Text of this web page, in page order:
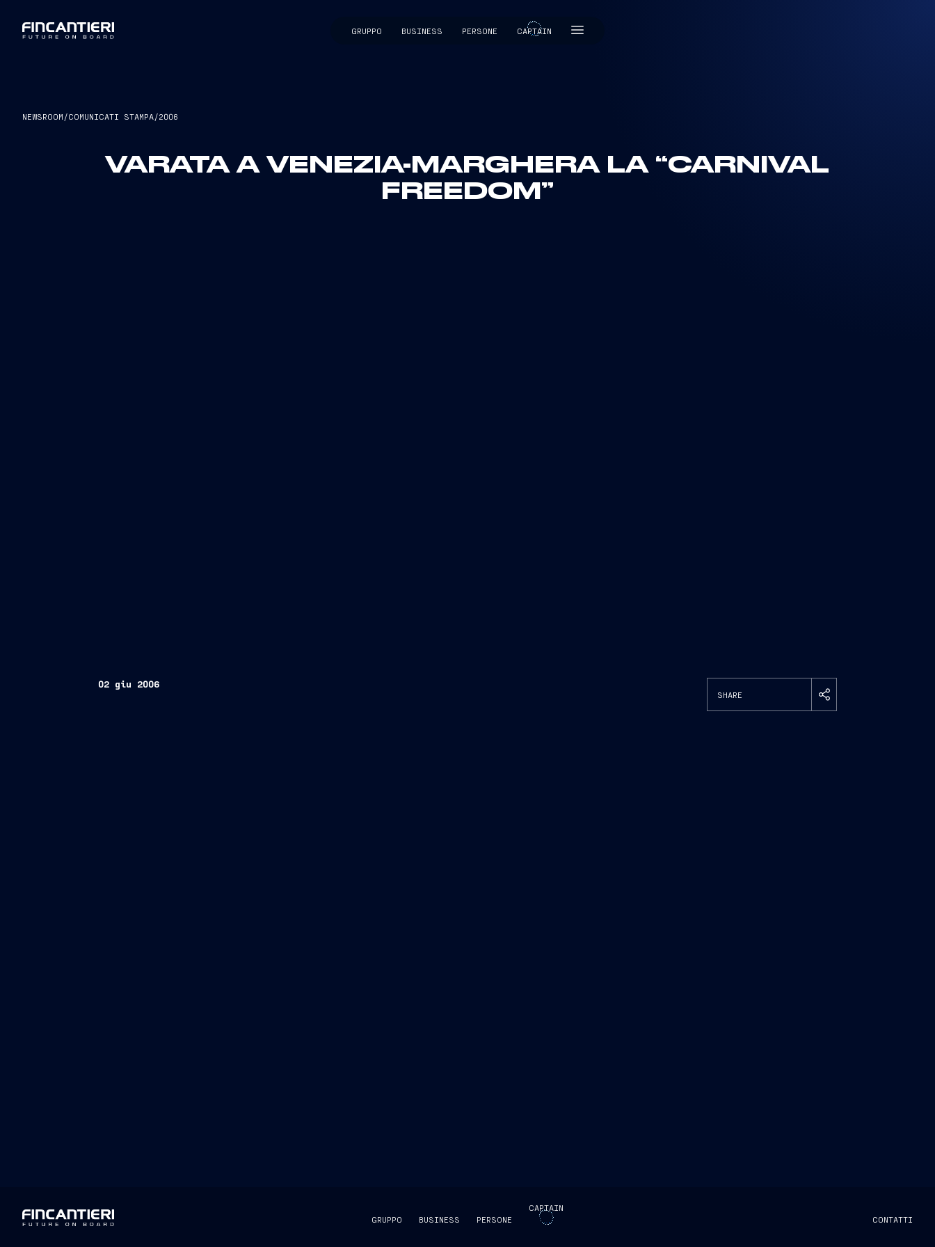
GRUPPO BUSINESS PERSONE CAPTAIN
CAPTAIN
NEWSROOM /COMUNICATI STAMPA/2006
VARATA A VENEZIA-MARGHERA LA “CARNIVAL
FREEDOM”
02 giu 2006
SHARE
GRUPPO BUSINESS PERSONE
CAPTAIN
CONTATTI